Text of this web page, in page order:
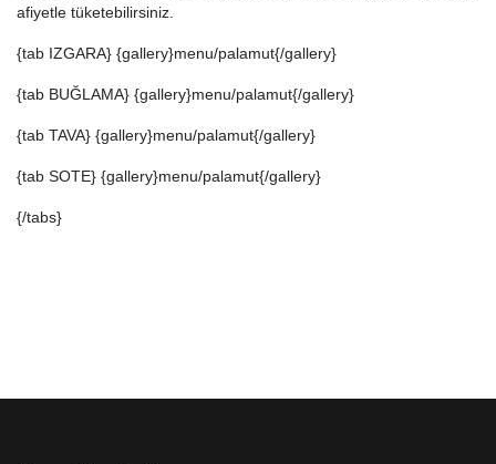
afiyetle tüketebilirsiniz.
{tab IZGARA} {gallery}menu/palamut{/gallery}
{tab BUĞLAMA} {gallery}menu/palamut{/gallery}
{tab TAVA} {gallery}menu/palamut{/gallery}
{tab SOTE} {gallery}menu/palamut{/gallery}
{/tabs}